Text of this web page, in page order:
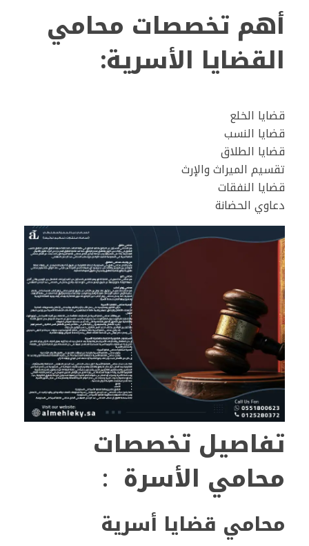
أهم تخصصات محامي
القضايا الأسرية:
قضايا الخلع
قضايا النسب
قضايا الطلاق
تقسيم الميراث والإرث
قضايا النفقات
دعاوي الحضانة
تفاصيل تخصصات
محامي الأسرة :
محامي قضايا أسرية